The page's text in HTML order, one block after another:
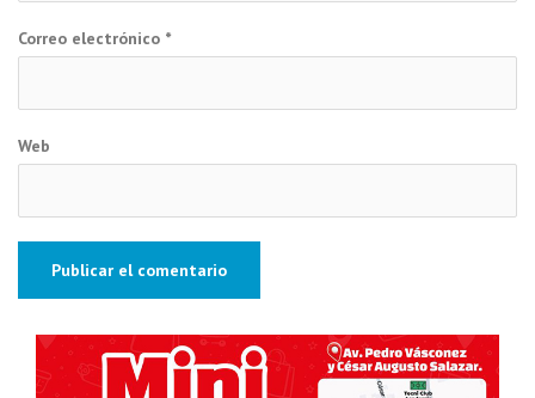
Correo electrónico *
Web